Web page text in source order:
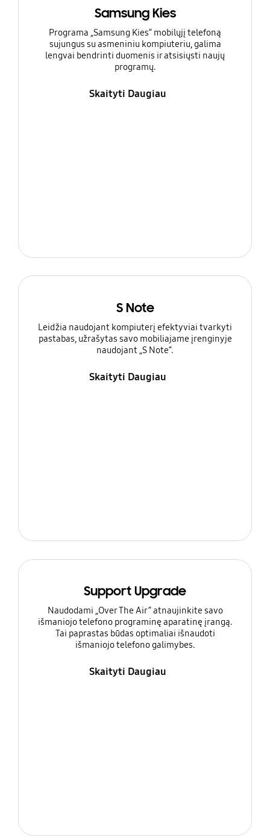
Samsung Kies
Programa „Samsung Kies“ mobilųjį telefoną
sujungus su asmeniniu kompiuteriu, galima
lengvai bendrinti duomenis ir atsisiųsti naujų
programų.
Skaityti Daugiau
S Note
Leidžia naudojant kompiuterį efektyviai tvarkyti
pastabas, užrašytas savo mobiliajame įrenginyje
naudojant „S Note“.
Skaityti Daugiau
Support Upgrade
Naudodami „Over The Air“ atnaujinkite savo
išmaniojo telefono programinę aparatinę įrangą.
Tai paprastas būdas optimaliai išnaudoti
išmaniojo telefono galimybes.
Skaityti Daugiau